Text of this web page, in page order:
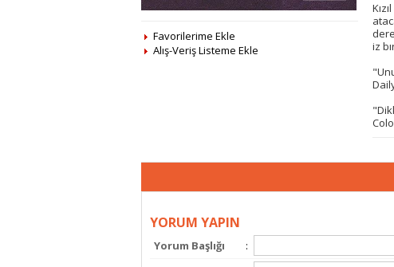
Favorilerime Ekle
Alış-Veriş Listeme Ekle
iz
YORUM YAPIN
Yorum Başlığı :